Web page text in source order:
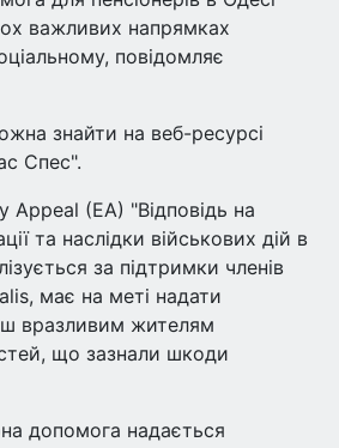
важливих напрямках
повідомляє
знайти на веб-ресурсі
Спес".
Appeal (EA) "Відповідь на
та наслідки військових дій в
за підтримки членів
має на меті надати
вразливим жителям
що зазнали шкоди
допомога надається